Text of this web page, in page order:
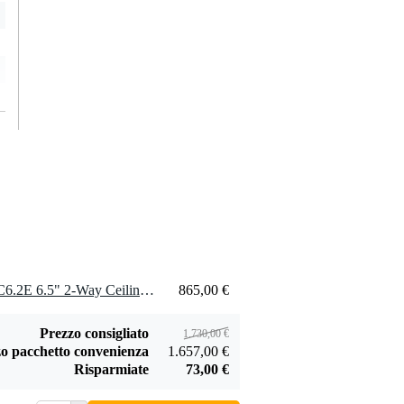
2 x Electro-Voice EVID-PC6.2E 6.5" 2-Way Ceiling Speaker System (70V/100V) 865,00 €
Prezzo consigliato 1.730,00 €
pacchetto convenienza
1.657,00 €
Risparmiate
73,00 €